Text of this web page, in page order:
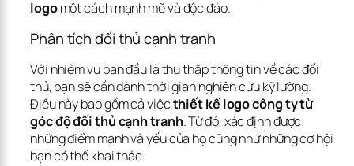
logo một cách mạnh mẽ và độc đáo.
Phân tích đối thủ cạnh tranh
Với nhiệm vụ ban đầu là thu thập thông tin về các đối
thủ, bạn sẽ cần dành thời gian nghiên cứu kỹ lưỡng.
Điều này bao gồm cả việc thiết kế logo công ty từ
góc độ đối thủ cạnh tranh. Từ đó, xác định được
những điểm mạnh và yếu của họ cũng như những cơ hội
bạn có thể khai thác.